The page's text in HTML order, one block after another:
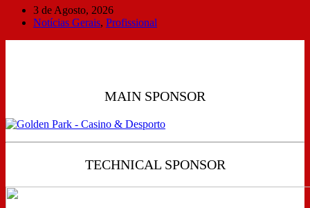
3 de Agosto, 2026
Notícias Gerais, Profissional
MAIN SPONSOR
TECHNICAL SPONSOR